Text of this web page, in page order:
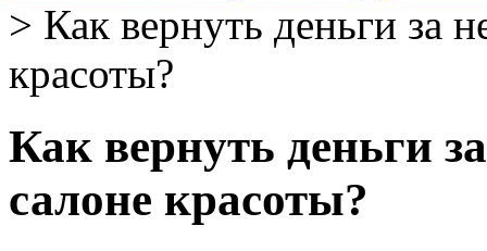
> Как вернуть деньги за
красоты?
Как вернуть деньги
салоне красоты?